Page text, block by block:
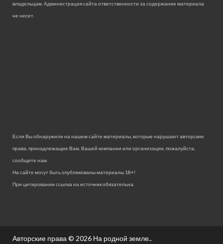
владельцам. Администрация сайта ответственности за содержание материала
не несет.
Если Вы обнаружили на нашем сайте материалы, которые нарушают авторские
права, принадлежащие Вам, Вашей компании или организации, пожалуйста,
сообщите нам.
На сайте могут быть опубликованы материалы 18+!
При цитировании ссылка на источник обязательна.
Авторские права © 2026 На родной земле..